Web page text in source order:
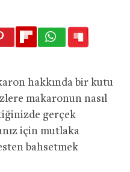
hakkında bir kutu
makaronun nasıl
gerçek
için mutlaka
bahsetmek